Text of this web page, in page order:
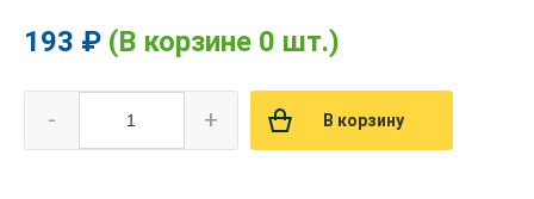
193 ₽ (В корзине 0 шт.)
- + В корзину